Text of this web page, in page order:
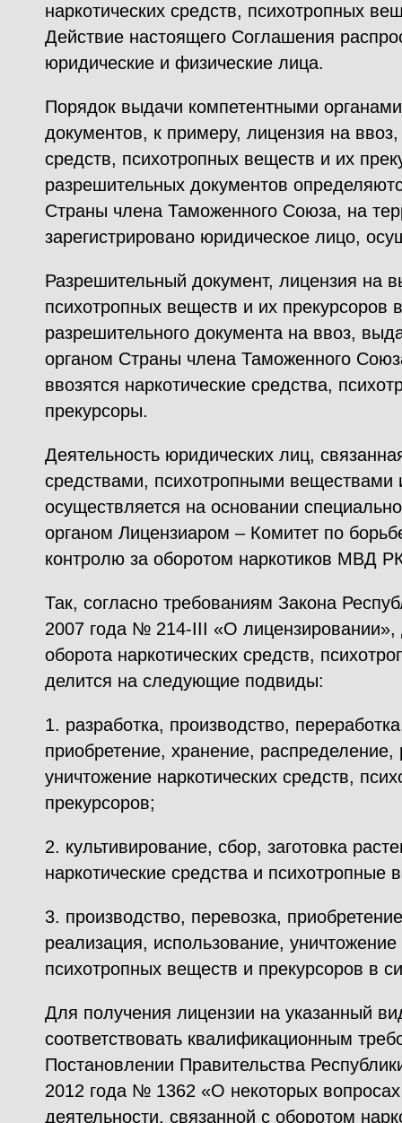
наркотических средств, психотропных
Действие настоящего Соглашения
юридические и физические лица.
Порядок выдачи компетентными
документов, к примеру, лицензия на
средств, психотропных веществ и их
разрешительных документов
Страны члена Таможенного Союза, на
зарегистрировано юридическое лицо,
Разрешительный документ, лицензия на
психотропных веществ и их прекурсоров
разрешительного документа на ввоз,
органом Страны члена Таможенного
ввозятся наркотические средства,
прекурсоры.
Деятельность юридических лиц,
средствами, психотропными веществами
осуществляется на основании
органом Лицензиаром – Комитет по
контролю за оборотом наркотиков МВД
Так, согласно требованиям Закона
2007 года № 214-III «О лицензировании»,
оборота наркотических средств,
делится на следующие подвиды:
1. разработка, производство,
приобретение, хранение,
уничтожение наркотических средств,
прекурсоров;
2. культивирование, сбор, заготовка
наркотические средства и психотропные
3. производство, перевозка,
реализация, использование, уничтожение
психотропных веществ и прекурсоров в
Для получения лицензии на указанный
соответствовать квалификационным
Постановлении Правительства
2012 года № 1362 «О некоторых
деятельности, связанной с оборотом